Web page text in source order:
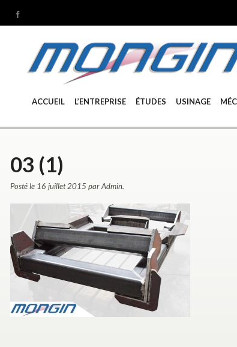
ACCUEIL L’ENTREPRISE ÉTUDES USINAGE
03 (1)
Posté le 16 juillet 2015 par Admin.